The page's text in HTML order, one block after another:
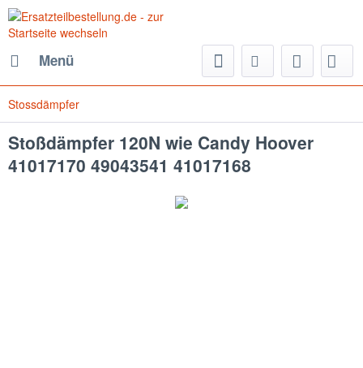
Menü
Stossdämpfer
Stoßdämpfer 120N wie Candy Hoover
41017170 49043541 41017168